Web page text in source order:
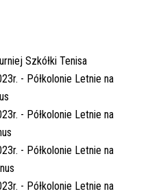
Szkółki Tenisa
- Półkolonie Letnie na
- Półkolonie Letnie na
- Półkolonie Letnie na
- Półkolonie Letnie na